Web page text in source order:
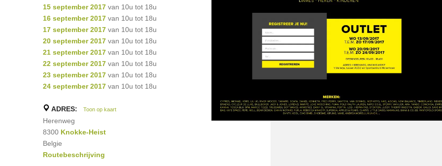
15 september 2017 van 10u tot 18u
16 september 2017 van 10u tot 18u
17 september 2017 van 10u tot 18u
20 september 2017 van 10u tot 18u
21 september 2017 van 10u tot 18u
22 september 2017 van 10u tot 18u
23 september 2017 van 10u tot 18u
24 september 2017 van 10u tot 18u
ADRES: Toon op kaart
Herenweg
8300 Knokke-Heist
Belgie
Routebeschrijving